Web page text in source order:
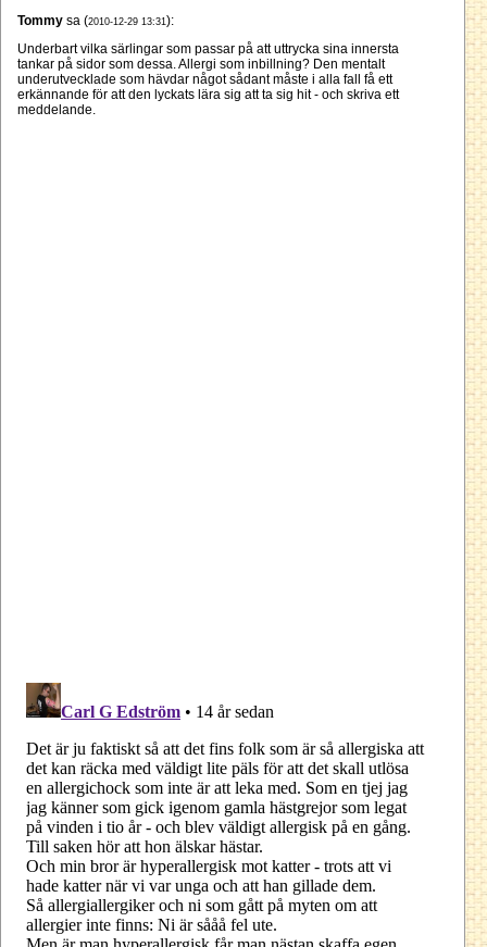
Tommy sa (2010-12-29 13:31):
Underbart vilka särlingar som passar på att uttrycka sina innersta
tankar på sidor som dessa. Allergi som inbillning? Den mentalt
underutvecklade som hävdar något sådant måste i alla fall få ett
erkännande för att den lyckats lära sig att ta sig hit - och skriva ett
meddelande.